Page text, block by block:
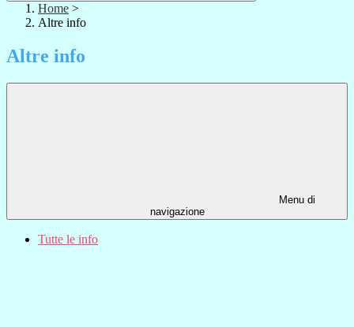
Home >
Altre info
Altre info
Menu di
navigazione
Tutte le info